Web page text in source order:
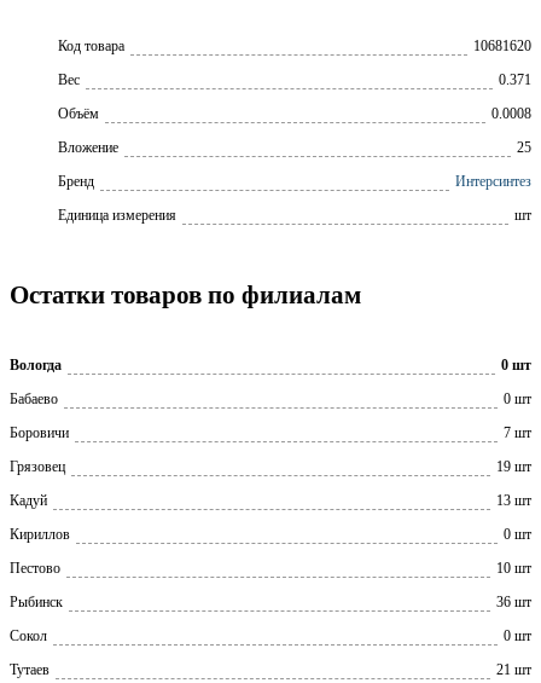
Код товара
10681620
Вес
0.371
Объём
0.0008
Вложение
25
Бренд
Интерсинтез
Единица измерения
шт
Остатки товаров по филиалам
Вологда
0 шт
Бабаево
0 шт
Боровичи
7 шт
Грязовец
19 шт
Кадуй
13 шт
Кириллов
0 шт
Пестово
10 шт
Рыбинск
36 шт
Сокол
0 шт
Тутаев
21 шт